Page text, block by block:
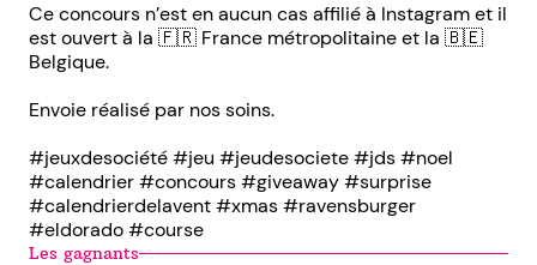
Ce concours n’est en aucun cas affilié à Instagram et il
est ouvert à la 🇫🇷 France métropolitaine et la 🇧🇪
Belgique.
Envoie réalisé par nos soins.
#jeuxdesociété #jeu #jeudesociete #jds #noel
#calendrier #concours #giveaway #surprise
#calendrierdelavent #xmas #ravensburger
#eldorado #course
Les gagnants